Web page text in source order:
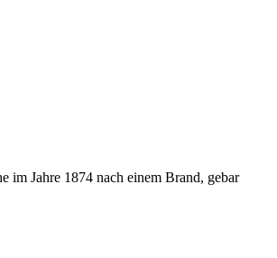
im Jahre 1874 nach einem Brand, gebar